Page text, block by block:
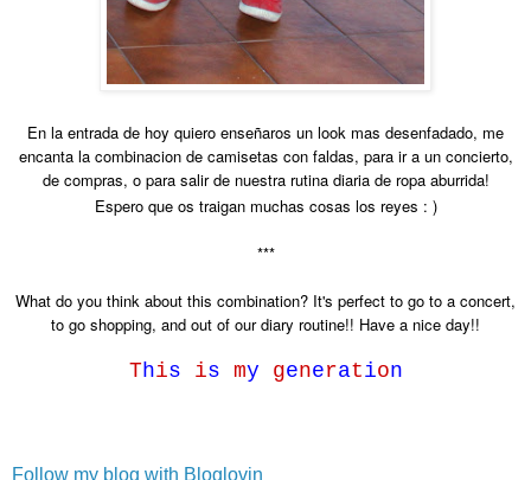
En la entrada de hoy quiero enseñaros un look mas desenfadado, me
encanta la combinacion de camisetas con faldas, para ir a un concierto,
de compras, o para salir de nuestra rutina diaria de ropa aburrida!
Espero que os traigan muchas cosas los reyes : )
***
What do you think about this combination? It's perfect to go to a concert,
to go shopping, and out of our diary routine!! Have a nice day!!
This is my generation
Follow my blog with Bloglovin